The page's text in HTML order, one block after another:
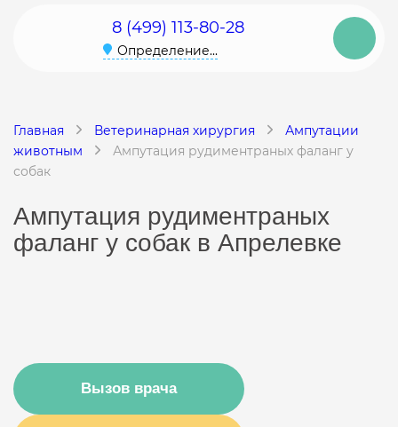
8 (499) 113-80-28
Определение...
Главная Ветеринарная хирургия
Ампутации
животным
Ампутация рудиментраных фаланг у
собак
Ампутация рудиментраных
фаланг у собак в Апрелевке
Вызов врача